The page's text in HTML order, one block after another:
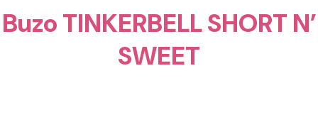
Buzo TINKERBELL SHORT N’
SWEET